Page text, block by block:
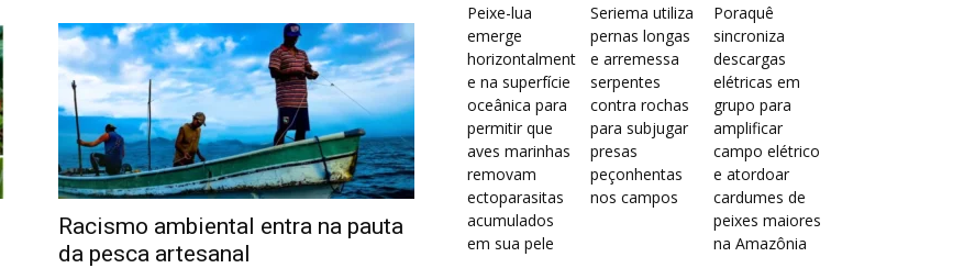
Racismo ambiental entra na pauta
da pesca artesanal
Peixe-lua
emerge
horizontalment
e na superfície
oceânica para
permitir que
aves marinhas
removam
ectoparasitas
acumulados
em sua pele
Seriema utiliza
pernas longas
e arremessa
serpentes
contra rochas
para subjugar
presas
peçonhentas
nos campos
Poraquê
sincroniza
descargas
elétricas em
grupo para
amplificar
campo elétrico
e atordoar
cardumes de
peixes maiores
na Amazônia